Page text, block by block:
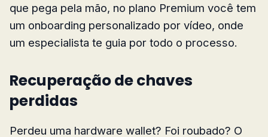
que pega pela mão, no plano Premium você tem
um onboarding personalizado por vídeo, onde
um especialista te guia por todo o processo.
Recuperação de chaves
perdidas
Perdeu uma hardware wallet? Foi roubado? O